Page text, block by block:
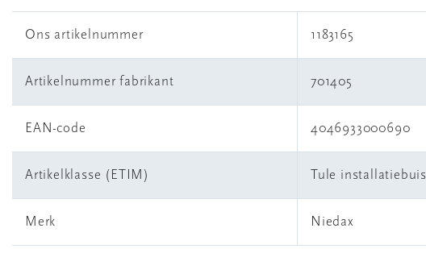
Ons artikelnummer 1183165
Artikelnummer fabrikant 701405
EAN-code 4046933000690
Artikelklasse (ETIM) Tule installatiebuis
Merk Niedax